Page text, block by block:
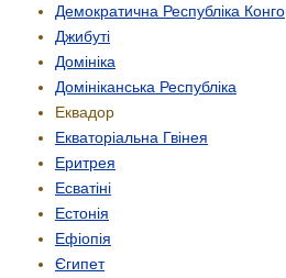
Демократична Республіка Конго
Джибуті
Домініка
Домініканська Республіка
Еквадор
Екваторіальна Гвінея
Еритрея
Есватіні
Естонія
Ефіопія
Єгипет